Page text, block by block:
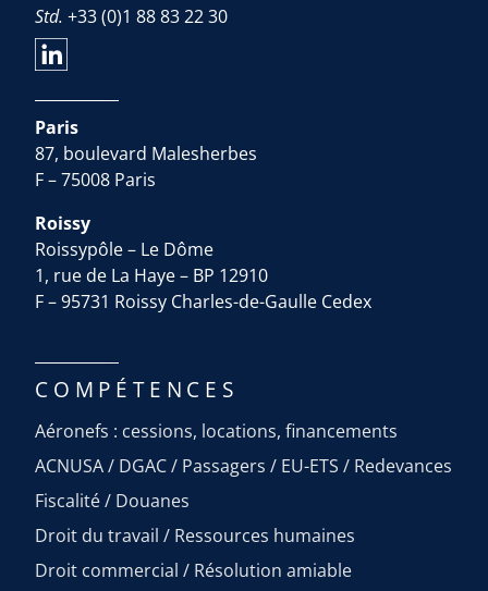
Std. +33 (0)1 88 83 22 30
Paris
87, boulevard Malesherbes
F – 75008 Paris
Roissy
Roissypôle – Le Dôme
1, rue de La Haye – BP 12910
F – 95731 Roissy Charles-de-Gaulle Cedex
COMPÉTENCES
Aéronefs : cessions, locations, financements
ACNUSA / DGAC / Passagers / EU-ETS / Redevances
Fiscalité / Douanes
Droit du travail / Ressources humaines
Droit commercial / Résolution amiable